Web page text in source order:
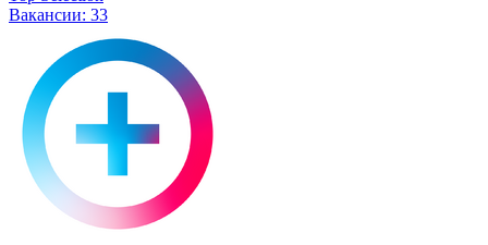
Вакансии: 33